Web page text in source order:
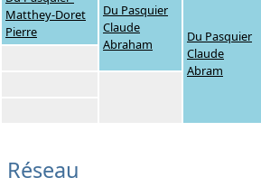
Matthey-Doret
Pierre
Du Pasquier
Claude
Abraham
Du Pasquier
Claude
Abram
Réseau